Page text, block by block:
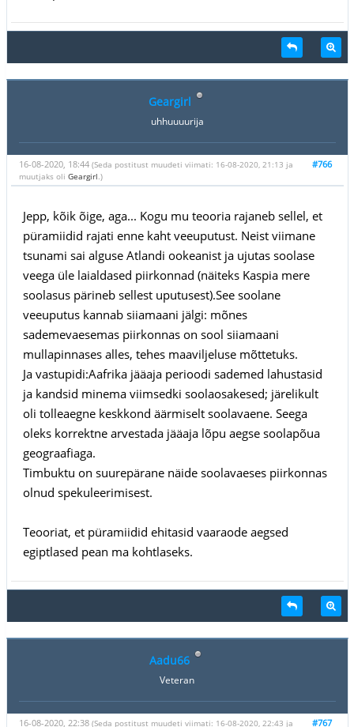
Geargirl
uhhuuuurija
#766
16-08-2020, 18:44 (Seda postitust muudeti viimati: 16-08-2020, 21:13 ja
muutjaks oli Geargirl .)
Jepp, kõik õige, aga... Kogu mu teooria rajaneb sellel, et
püramiidid rajati enne kaht veeuputust. Neist viimane
tsunami sai alguse Atlandi ookeanist ja ujutas soolase
veega üle laialdased piirkonnad (näiteks Kaspia mere
soolasus pärineb sellest uputusest).See soolane
veeuputus kannab siiamaani jälgi: mõnes
sademevaesemas piirkonnas on sool siiamaani
mullapinnases alles, tehes maaviljeluse mõttetuks.
Ja vastupidi:Aafrika jääaja perioodi sademed lahustasid
ja kandsid minema viimsedki soolaosakesed; järelikult
oli tolleaegne keskkond äärmiselt soolavaene. Seega
oleks korrektne arvestada jääaja lõpu aegse soolapõua
geograafiaga.
Timbuktu on suurepärane näide soolavaeses piirkonnas
olnud spekuleerimisest.
Teooriat, et püramiidid ehitasid vaaraode aegsed
egiptlased pean ma kohtlaseks.
Aadu66
Veteran
#767
16-08-2020, 22:38 (Seda postitust muudeti viimati: 16-08-2020, 22:43 ja